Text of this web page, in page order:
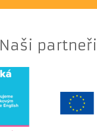
Naši partneři